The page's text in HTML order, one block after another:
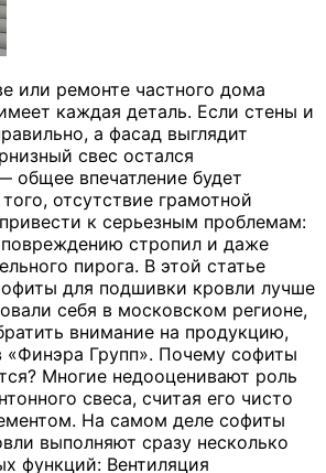
или ремонте частного дома
каждая деталь. Если стены и
а фасад выглядит
свес остался
общее впечатление будет
отсутствие грамотной
к серьезным проблемам:
стропил и даже
пирога. В этой статье
для подшивки кровли лучше
себя в московском регионе,
внимание на продукцию,
«Финэра Групп». Почему софиты
Многие недооценивают роль
свеса, считая его чисто
На самом деле софиты
выполняют сразу несколько
функций: Вентиляция